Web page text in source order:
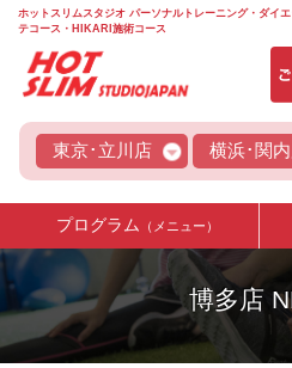
ホットスリムスタジオ パーソナルトレーニング・ダイ
テコース・HIKARI施術コース
東京･立川店 横浜･関
プログラム （メニュー）
博多店